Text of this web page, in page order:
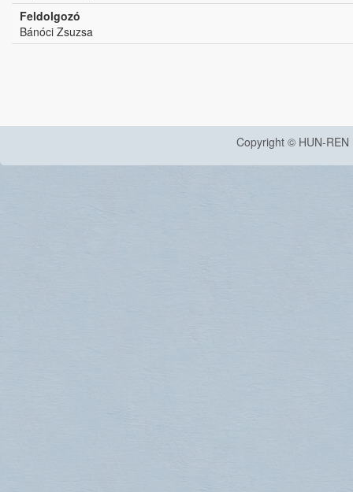
Feldolgozó
Bánóci Zsuzsa
Copyright © HUN-